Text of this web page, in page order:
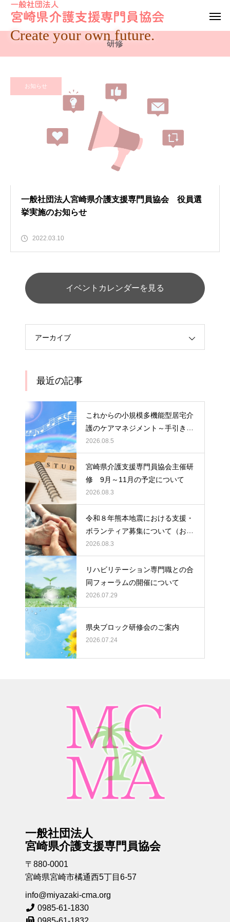
Create your own future.
研修
お知らせ
一般社団法人宮崎県介護支援専門員協会 役員選
挙実施のお知らせ
2022.03.10
イベントカレンダーを見る
アーカイブ
最近の記事
これからの小規模多機能型居宅介
護のケアマネジメント～手引きの
活用と実践から学ぶ、利用者・家
族・地域を支える力～ 受講者の
募集について
2026.08.5
宮崎県介護支援専門員協会主催研
修 9月～11月の予定について
2026.08.3
令和８年熊本地震における支援・
ボランティア募集について（お願
い）
2026.08.3
リハビリテーション専門職との合
同フォーラムの開催について
2026.07.29
県央ブロック研修会のご案内
2026.07.24
一般社団法人
宮崎県介護支援専門員協会
〒880-0001
宮崎県宮崎市橘通西5丁目6-57
info@miyazaki-cma.org
0985-61-1830